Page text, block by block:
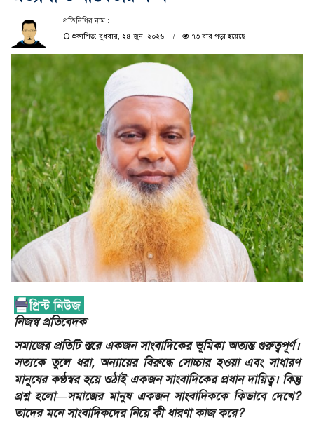
প্রতিনিধির নাম :
প্রকাশিত: বুধবার, ২৪ জুন, ২০২৬
৭৩ বার পড়া হয়েছে
নিজস্ব প্রতিবেদক
সমাজের প্রতিটি স্তরে একজন সাংবাদিকের ভূমিকা অত্যন্ত গুরুত্বপূর্ণ।
সত্যকে তুলে ধরা, অন্যায়ের বিরুদ্ধে সোচ্চার হওয়া এবং সাধারণ
মানুষের কণ্ঠস্বর হয়ে ওঠাই একজন সাংবাদিকের প্রধান দায়িত্ব। কিন্তু
প্রশ্ন হলো—সমাজের মানুষ একজন সাংবাদিককে কিভাবে দেখে?
তাদের মনে সাংবাদিকদের নিয়ে কী ধারণা কাজ করে?